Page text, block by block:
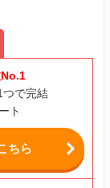
つで完結
ト
ちら